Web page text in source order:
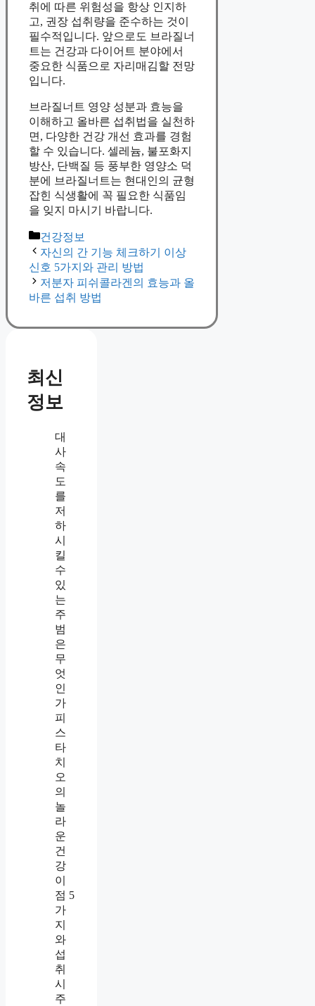
취에 따른 위험성을 항상 인지하
고, 권장 섭취량을 준수하는 것이
필수적입니다. 앞으로도 브라질너
트는 건강과 다이어트 분야에서
중요한 식품으로 자리매김할 전망
입니다.
브라질너트 영양 성분과 효능을
이해하고 올바른 섭취법을 실천하
면, 다양한 건강 개선 효과를 경험
할 수 있습니다. 셀레늄, 불포화지
방산, 단백질 등 풍부한 영양소 덕
분에 브라질너트는 현대인의 균형
잡힌 식생활에 꼭 필요한 식품임
을 잊지 마시기 바랍니다.
Categories
건강정보
자신의 간 기능 체크하기 이상
신호 5가지와 관리 방법
저분자 피쉬콜라겐의 효능과 올
바른 섭취 방법
최신
정보
대
사
속
도
를
저
하
시
킬
수
있
는
주
범
은
무
엇
인
가
피
스
타
치
오
의
놀
라
운
건
강
이
점 5
가
지
와
섭
취
시
주